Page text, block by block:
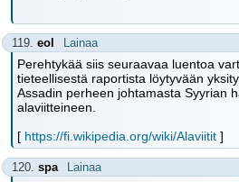
119. eol Lainaa
Perehtykää siis seuraavaa luentoa
tieteellisestä raportista löytyvään
Assadin perheen johtamasta Syyrian
alaviitteineen.
[ https://fi.wikipedia.org/wiki/Alaviitit ]
120. spa Lainaa